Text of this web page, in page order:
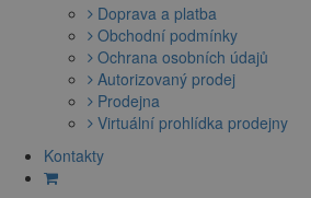
Doprava a platba
Obchodní podmínky
Ochrana osobních údajů
Autorizovaný prodej
Prodejna
Virtuální prohlídka prodejny
Kontakty